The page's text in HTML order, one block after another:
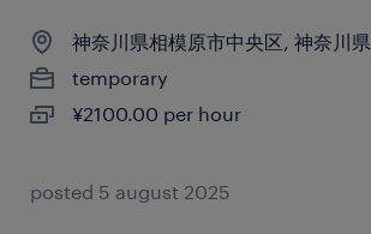
神奈川県相模原市中央区, 神奈川県
temporary
¥2100.00 per hour
posted 5 august 2025